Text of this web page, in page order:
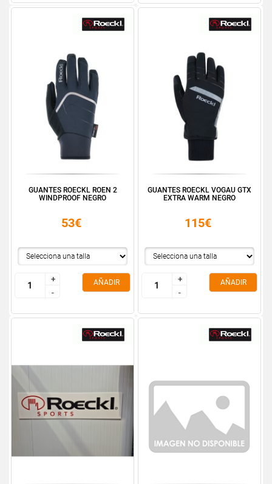
GUANTES ROECKL ROEN 2
WINDPROOF NEGRO
53€
+
-
+
-
AÑADIR
GUANTES ROECKL VOGAU GTX
EXTRA WARM NEGRO
115€
+
-
+
-
AÑADIR